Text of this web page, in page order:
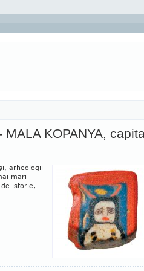
KOPANYA,
arheologii
mari
istorie,